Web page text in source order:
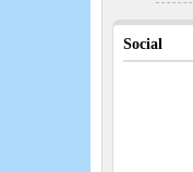
Social